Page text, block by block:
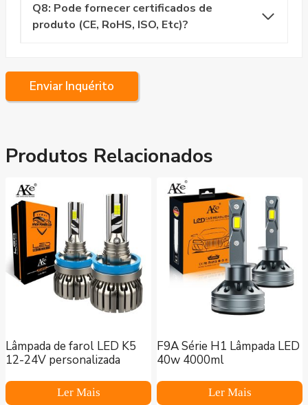
Q8: Pode fornecer certificados de
produto (CE, RoHS, ISO, Etc)?
Enviar Inquérito
Produtos Relacionados
Lâmpada de farol LED K5
12-24V personalizada
Ler Mais
F9A Série H1 Lâmpada LED
40w 4000ml
Ler Mais